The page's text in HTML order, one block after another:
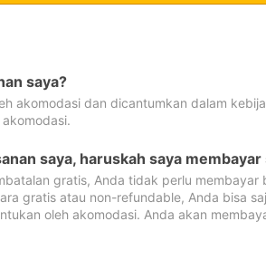
saya?
akomodasi dan dicantumkan dalam
saya, haruskah saya membayar
gratis, Anda tidak perlu membayar
gratis atau non-refundable, Anda bisa
oleh akomodasi. Anda akan